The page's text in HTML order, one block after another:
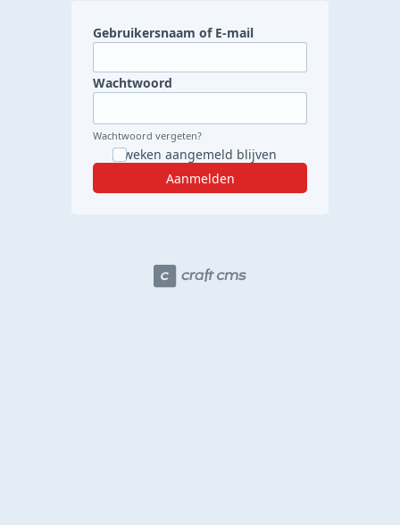
Gebruikersnaam of E-mail
Wachtwoord
Wachtwoord vergeten?
2 weken aangemeld blijven
Aanmelden